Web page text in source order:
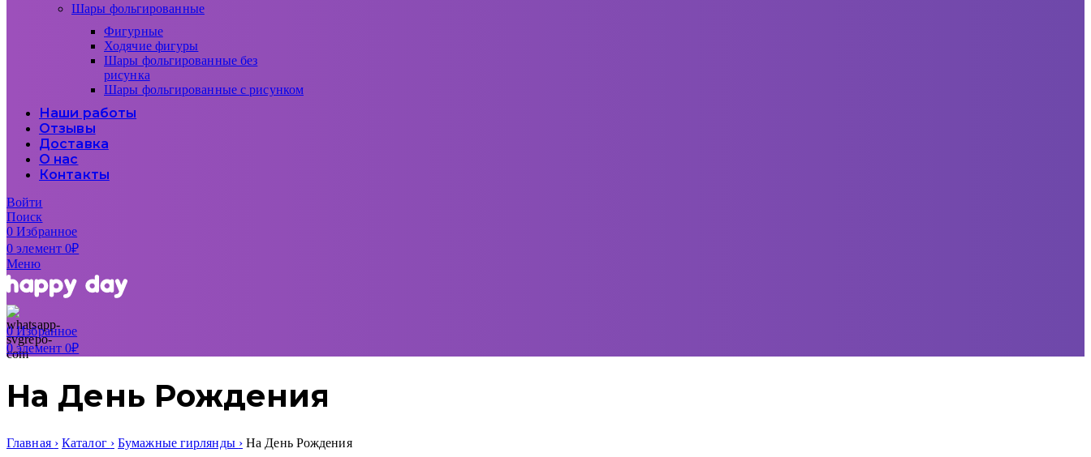
Шары фольгированные
Фигурные
Ходячие фигуры
Шары фольгированные без
рисунка
Шары фольгированные с рисунком
Наши работы
Отзывы
Доставка
О нас
Контакты
Войти
Поиск
0Избранное
0элемент 0₽
Меню
0Избранное
0элемент 0₽
На День Рождения
Главная Каталог Бумажные гирлянды На День Рождения